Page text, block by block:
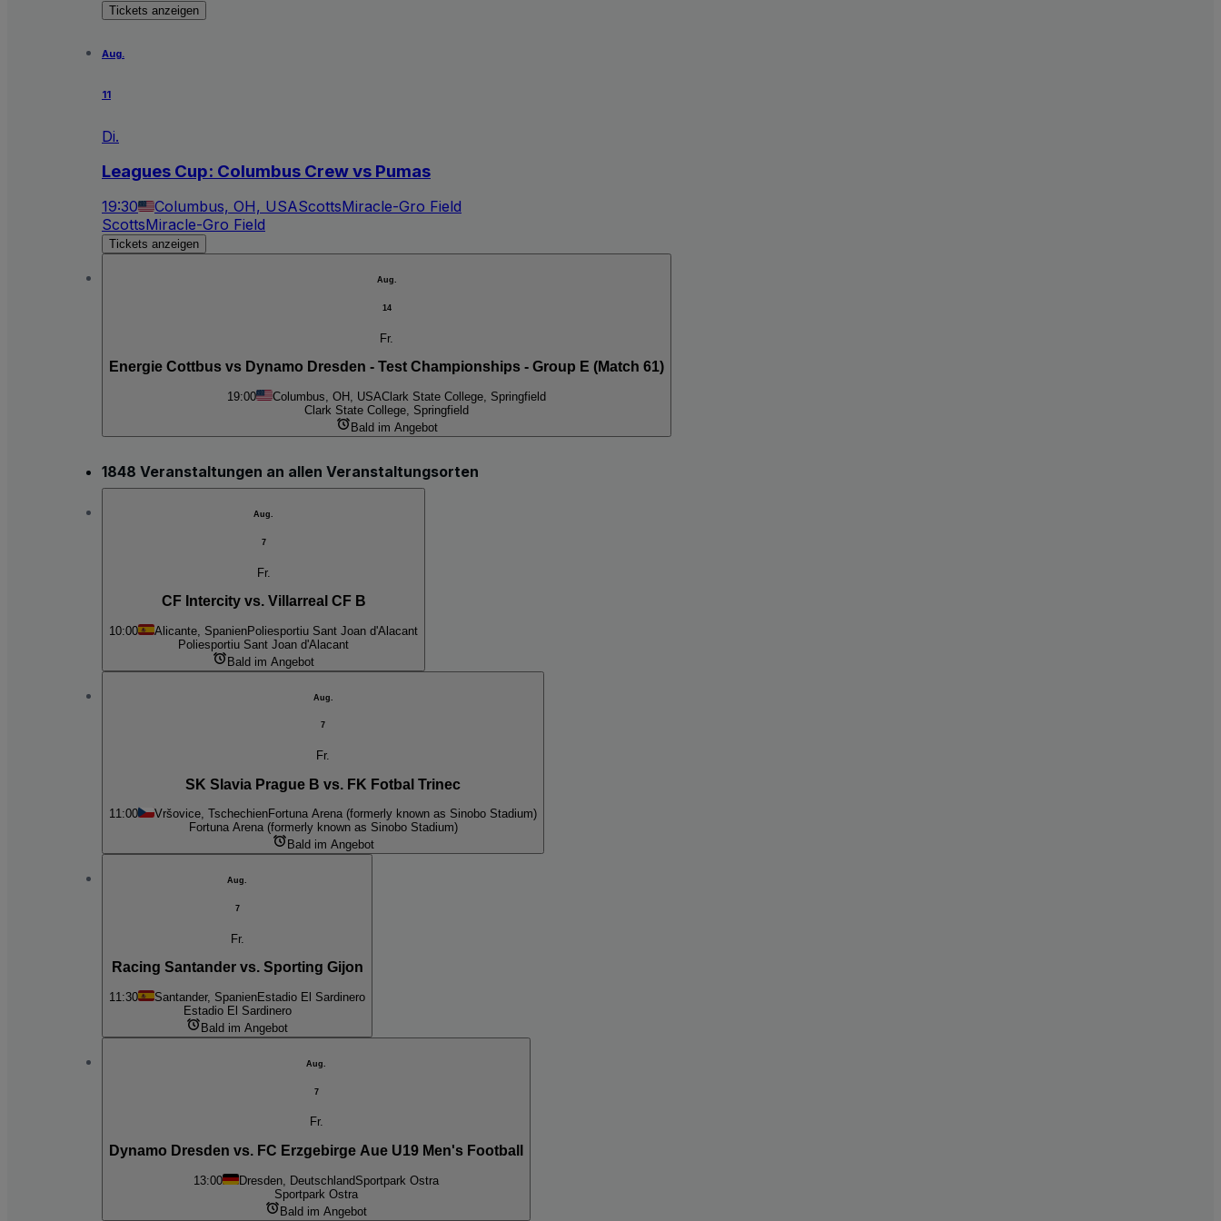
Tickets anzeigen
Aug.
11
Di.
Leagues Cup: Columbus Crew vs Pumas
19:30 Columbus, OH, USAScottsMiracle-Gro Field
ScottsMiracle-Gro Field
Tickets anzeigen
Aug.
14
Fr.
Energie Cottbus vs Dynamo Dresden - Test Championships - Group E (Match 61)
19:00 Columbus, OH, USAClark State College, Springfield
Clark State College, Springfield
Bald im Angebot
1848 Veranstaltungen an allen Veranstaltungsorten
Aug.
7
Fr.
CF Intercity vs. Villarreal CF B
10:00 Alicante, SpanienPoliesportiu Sant Joan d'Alacant
Poliesportiu Sant Joan d'Alacant
Bald im Angebot
Aug.
7
Fr.
SK Slavia Prague B vs. FK Fotbal Trinec
11:00 Vršovice, TschechienFortuna Arena (formerly known as Sinobo Stadium)
Fortuna Arena (formerly known as Sinobo Stadium)
Bald im Angebot
Aug.
7
Fr.
Racing Santander vs. Sporting Gijon
11:30 Santander, SpanienEstadio El Sardinero
Estadio El Sardinero
Bald im Angebot
Aug.
7
Fr.
Dynamo Dresden vs. FC Erzgebirge Aue U19 Men's Football
13:00 Dresden, DeutschlandSportpark Ostra
Sportpark Ostra
Bald im Angebot